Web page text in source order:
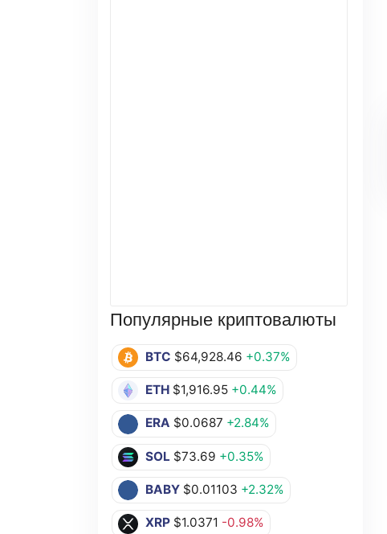
Популярные криптовалюты
BTC $64,928.46 +0.37%
ETH $1,916.95 +0.44%
ERA $0.0687 +2.84%
SOL $73.69 +0.35%
BABY $0.01103 +2.32%
XRP $1.0371 -0.98%